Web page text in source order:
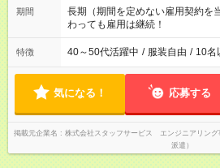
改革に全社をあげて取り組んでい
期間
長期（期間を定めない雇用契約を
わっても雇用は継続！
特徴 40～50代活躍中 / 服装自由 / 10名
気になる！ 応募する
掲載元企業名
株式会社スタッフサービス エンジニアリン
派遣）